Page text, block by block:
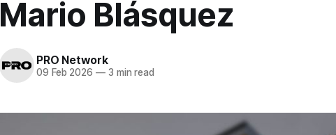
Mario Blásquez
PRO Network
09 Feb 2026 —3 min read